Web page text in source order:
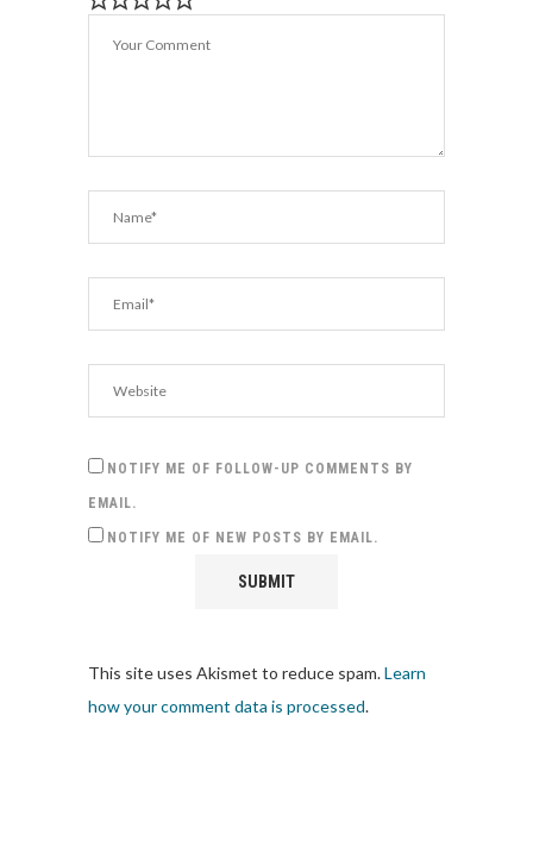
NOTIFY ME OF FOLLOW-UP COMMENTS BY
EMAIL.
NOTIFY ME OF NEW POSTS BY EMAIL.
This site uses Akismet to reduce spam.Learn
how your comment data is processed.